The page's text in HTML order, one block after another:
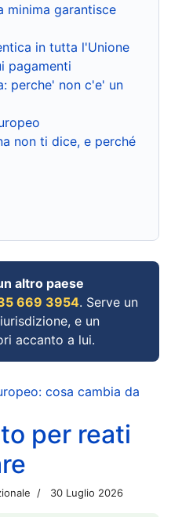
minima garantisce
in tutta l'Unione
pagamenti
perche' non c'e' un
non ti dice, e perché
altro paese
669 3954. Serve un
e un
accanto a lui.
cosa cambia da
per reati
30 Luglio 2026